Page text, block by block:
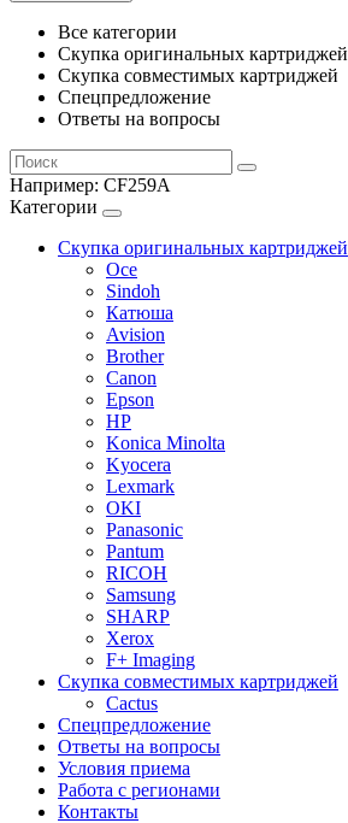
Все категории
Скупка оригинальных картриджей
Скупка совместимых картриджей
Спецпредложение
Ответы на вопросы
Например: CF259A
Категории
Скупка оригинальных картриджей
Oce
Sindoh
Катюша
Avision
Brother
Canon
Epson
HP
Konica Minolta
Kyocera
Lexmark
OKI
Panasonic
Pantum
RICOH
Samsung
SHARP
Xerox
F+ Imaging
Скупка совместимых картриджей
Cactus
Спецпредложение
Ответы на вопросы
Условия приема
Работа с регионами
Контакты